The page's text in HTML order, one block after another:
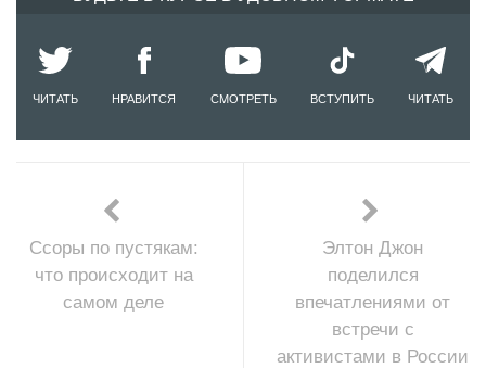
ЧИТАТЬ НРАВИТСЯ СМОТРЕТЬ ВСТУПИТЬ ЧИТАТЬ
Ссоры по пустякам:
что происходит на
самом деле
Элтон Джон
поделился
впечатлениями от
встречи с
активистами в России